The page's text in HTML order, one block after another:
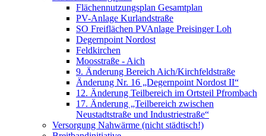
Flächennutzungsplan Gesamtplan
PV-Anlage Kurlandstraße
SO Freiflächen PV­Anlage Preisinger Loh
Degernpoint Nordost
Feldkirchen
Moosstraße - Aich
9. Änderung Bereich Aich/Kirchfeldstraße
Änderung Nr. 16 „Degernpoint Nordost II“
12. Änderung Teilbereich im Ortsteil Pfrombach
17. Änderung „Teilbereich zwischen
Neustadtstraße und Industriestraße“
Versorgung Nahwärme (nicht städtisch!)